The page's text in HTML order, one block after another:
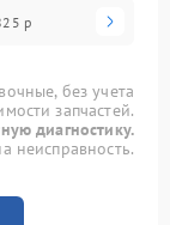
р
без учета
запчастей.
диагностику.
неисправность.